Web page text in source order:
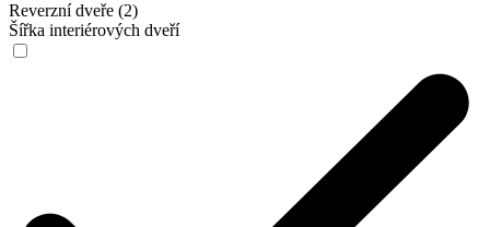
Reverzní dveře (2)
Šířka interiérových dveří